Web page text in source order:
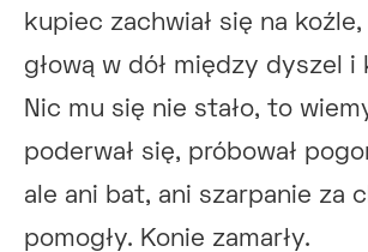
kupiec zachwiał się na koźle,
głową w dół między dyszel i
Nic mu się nie stało, to
poderwał się, próbował
ale ani bat, ani szarpanie za
pomogły. Konie zamarły.